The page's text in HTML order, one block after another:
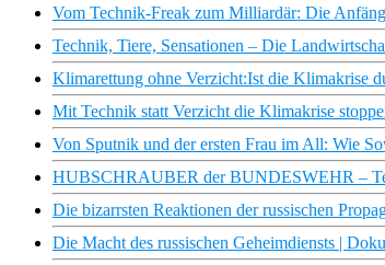
Vom Technik-Freak zum Milliardär: Die
Technik, Tiere, Sensationen – Die
Klimarettung ohne Verzicht:Ist die Klimakrise
Mit Technik statt Verzicht die Klimakrise
Von Sputnik und der ersten Frau im All: Wie
HUBSCHRAUBER der BUNDESWEHR –
Die bizarrsten Reaktionen der russischen
Die Macht des russischen Geheimdiensts |